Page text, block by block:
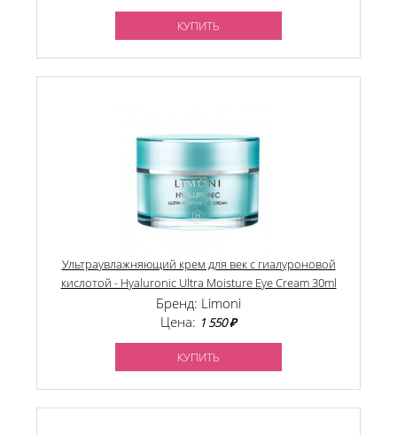
КУПИТЬ
Ультраувлажняющий крем для век с гиалуроновой
кислотой - Hyaluronic Ultra Moisture Eye Cream 30ml
Бренд: Limoni
Цена: 1 550 ₽
КУПИТЬ